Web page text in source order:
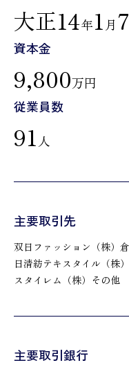
大正14年1月7
資本金
9,800万円
従業員数
91人
主要取引先
双日ファッション（株）
日清紡テキスタイル（株）
スタイレム（株） その他
主要取引銀行